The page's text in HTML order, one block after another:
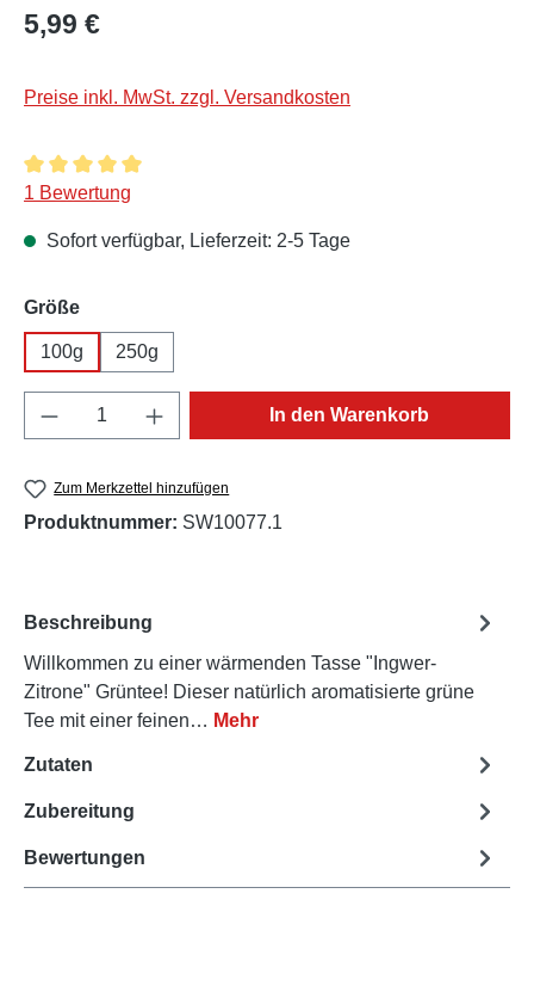
Regulärer Preis:
5,99 €
Preise inkl. MwSt. zzgl. Versandkosten
Durchschnittliche Bewertung von 5 von 5 Sternen
1 Bewertung
Sofort verfügbar, Lieferzeit: 2-5 Tage
Größeauswählen
100g 250g
Produkt Anzahl: Gib den gewünschten
In den Warenkorb
Zum Merkzettel hinzufügen
Produktnummer: SW10077.1
Beschreibung
Willkommen zu einer wärmenden Tasse "Ingwer-
Zitrone" Grüntee! Dieser natürlich aromatisierte grüne
Tee mit einer feinen… Mehr
Zutaten
Zubereitung
Bewertungen